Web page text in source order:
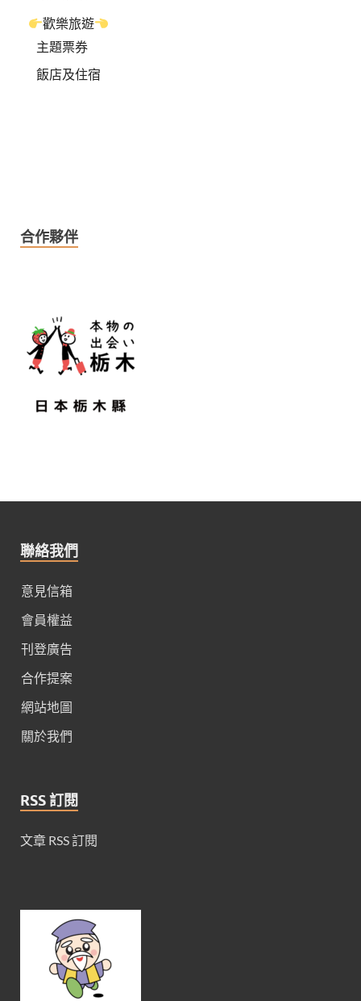
歡樂旅遊
主題票券
飯店及住宿
合作夥伴
聯絡我們
意見信箱
會員權益
刊登廣告
合作提案
網站地圖
關於我們
RSS 訂閱
文章 RSS 訂閱